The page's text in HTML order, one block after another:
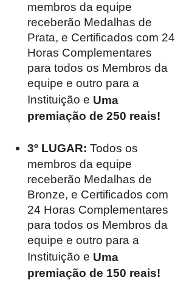
membros da equipe
receberão Medalhas de
Prata, e Certificados com 24
Horas Complementares
para todos os Membros da
equipe e outro para a
Instituição e Uma
premiação de 250 reais!
3º LUGAR: Todos os
membros da equipe
receberão Medalhas de
Bronze, e Certificados com
24 Horas Complementares
para todos os Membros da
equipe e outro para a
Instituição e Uma
premiação de 150 reais!